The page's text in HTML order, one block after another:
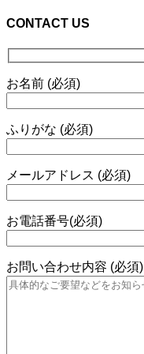
CONTACT US
お名前 (必須)
ふりがな (必須)
メールアドレス (必須)
お電話番号(必須)
お問い合わせ内容 (必須)